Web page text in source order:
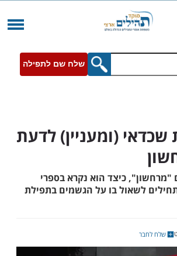
שלח שם לתפילה
(ומעניין) לדעת
בו על הגשמים בתפילת